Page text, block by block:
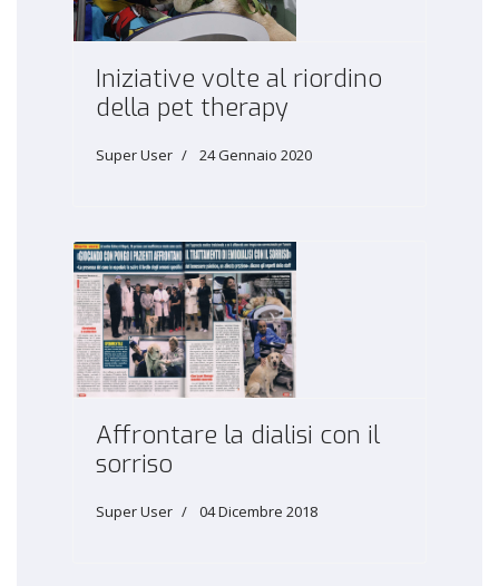
Iniziative volte al riordino
della pet therapy
Super User 24 Gennaio 2020
Affrontare la dialisi con il
sorriso
Super User 04 Dicembre 2018